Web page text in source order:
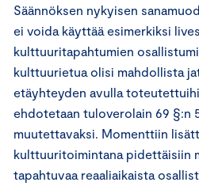
Säännöksen nykyisen
ei voida käyttää esimerkiksi
kulttuuritapahtumien
kulttuurietua olisi mahdollista
etäyhteyden avulla
ehdotetaan tuloverolain 69 §:n
muutettavaksi. Momenttiin
kulttuuritoimintana pidettäisiin
tapahtuvaa reaaliaikaista